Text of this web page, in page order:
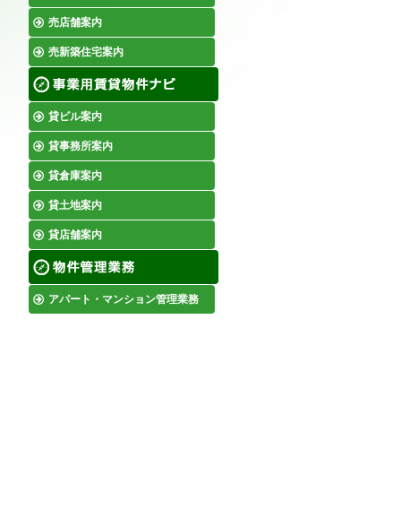
売店舗案内
売新築住宅案内
貸ビル案内
貸事務所案内
貸倉庫案内
貸土地案内
貸店舗案内
アパート・マンション管理業務